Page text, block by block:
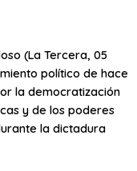
(La Tercera, 05
político de hace
la democratización
y de los poderes
la dictadura